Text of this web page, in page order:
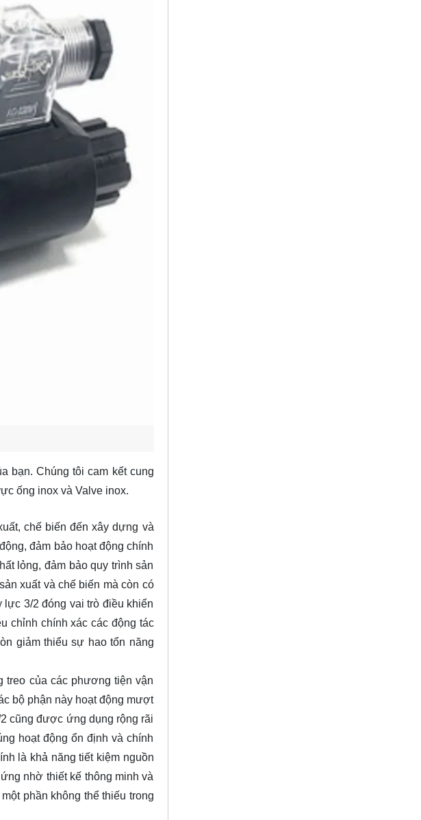
bạn. Chúng tôi cam kết cung
ống inox và Valve inox.
chế biến đến xây dựng và
đảm bảo hoạt động chính
lỏng, đảm bảo quy trình sản
xuất và chế biến mà còn có
3/2 đóng vai trò điều khiển
chỉnh chính xác các động tác
giảm thiểu sự hao tổn năng
treo của các phương tiện vận
bộ phận này hoạt động mượt
cũng được ứng dụng rộng rãi
hoạt động ổn định và chính
là khả năng tiết kiệm nguồn
nhờ thiết kế thông minh và
phần không thể thiếu trong